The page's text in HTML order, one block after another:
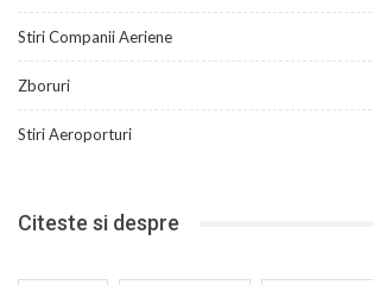
Stiri Companii Aeriene
Zboruri
Stiri Aeroporturi
Citeste si despre